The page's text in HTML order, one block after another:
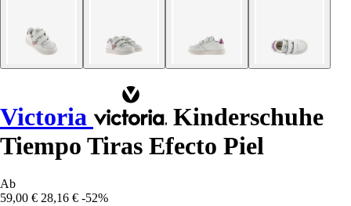
Victoria
Kinderschuhe
Tiempo Tiras Efecto Piel
Ab
59,00 € 28,16 € -52%